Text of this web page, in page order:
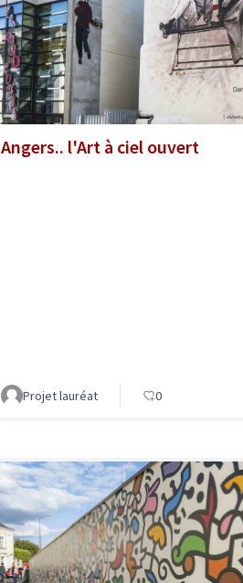
Angers.. l'Art à ciel ouvert
Projet lauréat 0